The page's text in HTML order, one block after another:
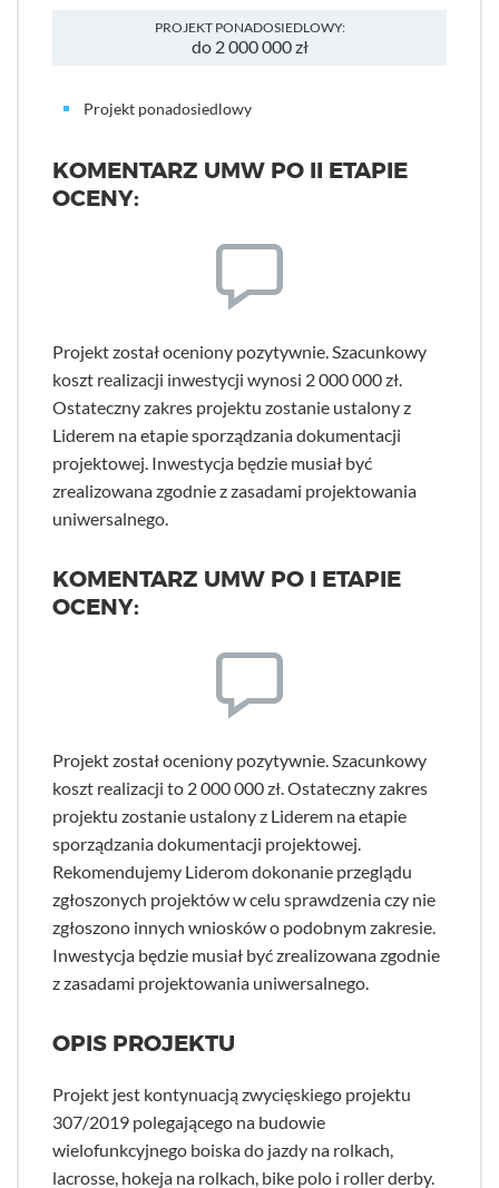
PROJEKT PONADOSIEDLOWY:
do 2 000 000 zł
Projekt ponadosiedlowy
KOMENTARZ UMW PO II ETAPIE
OCENY:
Projekt został oceniony pozytywnie. Szacunkowy
koszt realizacji inwestycji wynosi 2 000 000 zł.
Ostateczny zakres projektu zostanie ustalony z
Liderem na etapie sporządzania dokumentacji
projektowej. Inwestycja będzie musiał być
zrealizowana zgodnie z zasadami projektowania
uniwersalnego.
KOMENTARZ UMW PO I ETAPIE
OCENY:
Projekt został oceniony pozytywnie. Szacunkowy
koszt realizacji to 2 000 000 zł. Ostateczny zakres
projektu zostanie ustalony z Liderem na etapie
sporządzania dokumentacji projektowej.
Rekomendujemy Liderom dokonanie przeglądu
zgłoszonych projektów w celu sprawdzenia czy nie
zgłoszono innych wniosków o podobnym zakresie.
Inwestycja będzie musiał być zrealizowana zgodnie
z zasadami projektowania uniwersalnego.
OPIS PROJEKTU
Projekt jest kontynuacją zwycięskiego projektu
307/2019 polegającego na budowie
wielofunkcyjnego boiska do jazdy na rolkach,
lacrosse, hokeja na rolkach, bike polo i roller derby.